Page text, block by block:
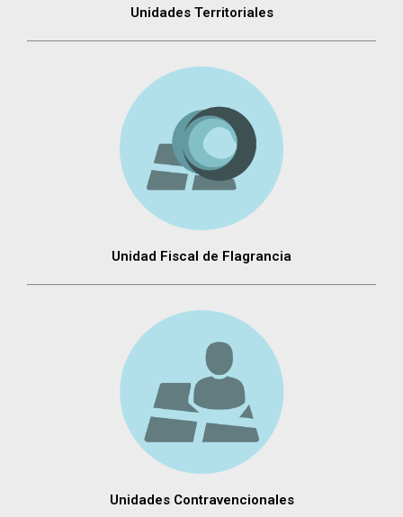
Unidades Territoriales
Unidad Fiscal de Flagrancia
Unidades Contravencionales